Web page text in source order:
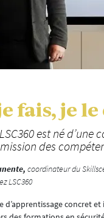
fais, je
est né
des
coordinateur du
LSC360
d’apprentissage concret